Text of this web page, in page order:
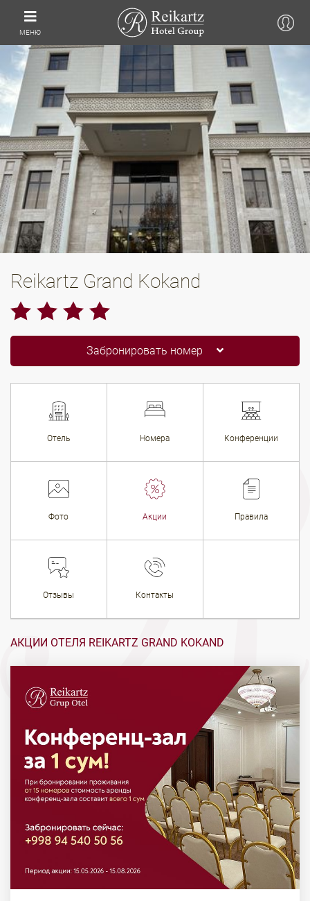
МЕНЮ
Reikartz Grand Kokand
Забронировать номер
Отель Номера Конференции
Фото Акции Правила
Отзывы Контакты
АКЦИИ ОТЕЛЯ REIKARTZ GRAND KOKAND